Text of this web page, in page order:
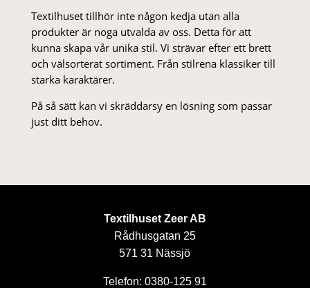
Textilhuset tillhör inte någon kedja utan alla
produkter är noga utvalda av oss. Detta för att
kunna skapa vår unika stil. Vi strä­var efter ett brett
och välsorterat sor­ti­ment. Från stil­rena klas­siker till
starka karaktärer.
På så sätt kan vi skräddarsy en lösning som passar
just ditt behov.
Textilhuset Zeer AB
Rådhusgatan 25
571 31 Nässjö
Telefon: 0380-125 91